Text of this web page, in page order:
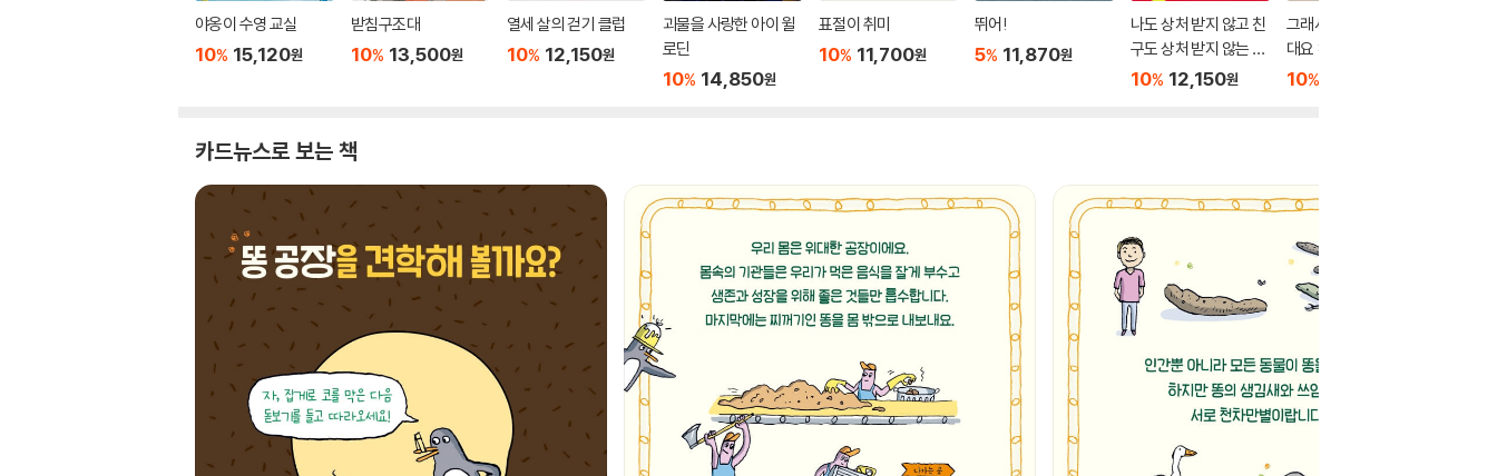
야옹이 수영 교실
10% 15,120원
받침구조대
10% 13,500원
열세 살의 걷기 클럽
10% 12,150원
괴물을 사랑한 아이 윌
로딘
10% 14,850원
표절이 취미
10% 11,700원
뛰어!
5% 11,870원
나도 상처 받지 않고 친
구도 상처 받지 않는 친
구 관계 연습
10% 12,150원
그래서 이런 말이 생겼
대요 : 우리말
10%
카드뉴스로 보는 책